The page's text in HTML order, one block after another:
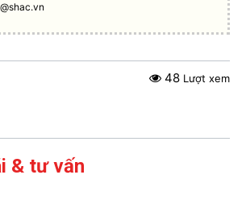
48 Lượt xem
& tư vấn